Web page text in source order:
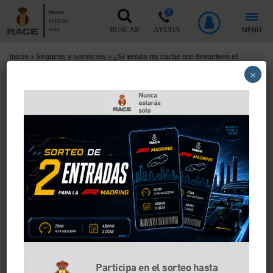
Nunca
estarás
solo
BUSCAR AYUDA MENÚ
Inicio > Seguros y servicios > ¿Si vendo mi coche me devuelven el
¿Si vendo mi coche me
devuelven el dinero del
seguro? Te explicamos cómo
gestionarlo
Vender un coche no implica que la aseguradora tenga
que devolverte automáticamente la parte de la prima
que no has utilizado. Te explicamos qué ocurre con el
compañías y qué puedes hacer para gestionar la
Participa en el sorteo hasta
×